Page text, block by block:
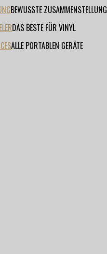
BEWUSSTE ZUSAMMENSTELLUNG
DAS BESTE FÜR VINYL
ALLE PORTABLEN GERÄTE